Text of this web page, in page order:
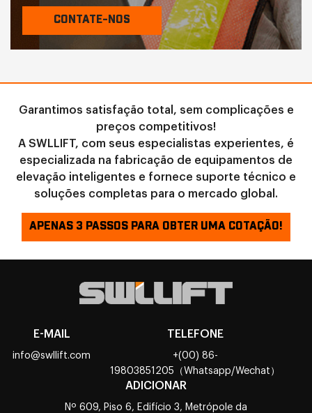
CONTATE-NOS
Garantimos satisfação total, sem complicações e
preços competitivos!
A SWLLIFT, com seus especialistas experientes, é
especializada na fabricação de equipamentos de
elevação inteligentes e fornece suporte técnico e
soluções completas para o mercado global.
APENAS 3 PASSOS PARA OBTER UMA COTAÇÃO!
E-MAIL
info@swllift.com
TELEFONE
+(00) 86-
19803851205（Whatsapp/Wechat）
ADICIONAR
Nº 609, Piso 6, Edifício 3, Metrópole da